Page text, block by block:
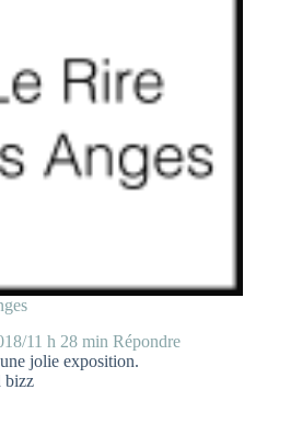
11 h 28 min Répondre
jolie exposition.
bizz